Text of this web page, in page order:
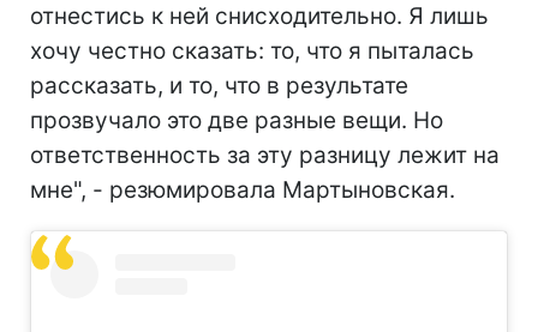
отнестись к ней снисходительно. Я лишь
хочу честно сказать: то, что я пыталась
рассказать, и то, что в результате
прозвучало это две разные вещи. Но
ответственность за эту разницу лежит на
мне", - резюмировала Мартыновская.